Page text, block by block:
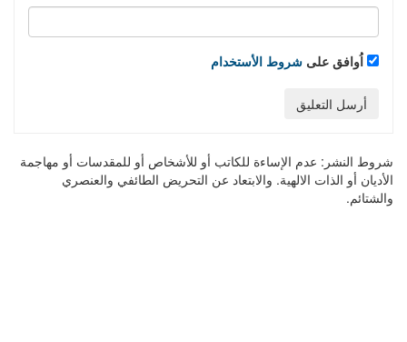
اُوافق على شروط الأستخدام
أرسل التعليق
شروط النشر: عدم الإساءة للكاتب أو للأشخاص أو للمقدسات أو مهاجمة
الأديان أو الذات الالهية. والابتعاد عن التحريض الطائفي والعنصري
والشتائم.